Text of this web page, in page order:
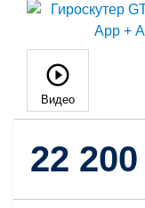
Видео
22